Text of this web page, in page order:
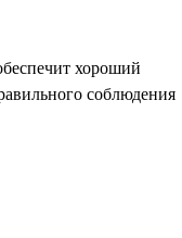
хороший
соблюдения